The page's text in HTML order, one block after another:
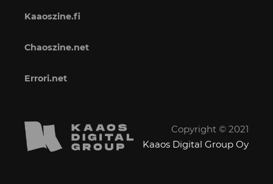
Kaaoszine.fi
Chaoszine.net
Errori.net
Copyright © 2021
Kaaos Digital Group Oy